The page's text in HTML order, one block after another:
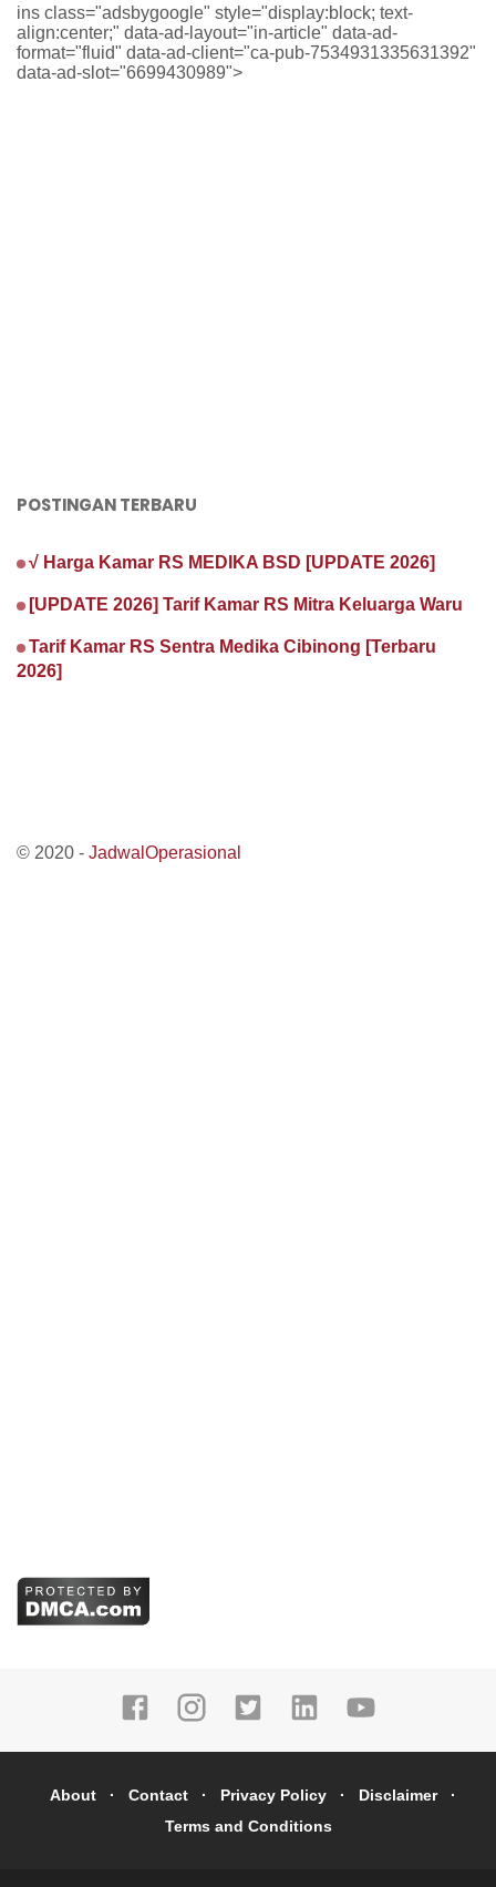
ins class="adsbygoogle" style="display:block; text-
align:center;" data-ad-layout="in-article" data-ad-
format="fluid" data-ad-client="ca-pub-7534931335631392"
data-ad-slot="6699430989">
POSTINGAN TERBARU
√ Harga Kamar RS MEDIKA BSD [UPDATE 2026]
[UPDATE 2026] Tarif Kamar RS Mitra Keluarga Waru
Tarif Kamar RS Sentra Medika Cibinong [Terbaru
2026]
© 2020 - JadwalOperasional
About Contact Privacy Policy
Disclaimer
Terms and Conditions